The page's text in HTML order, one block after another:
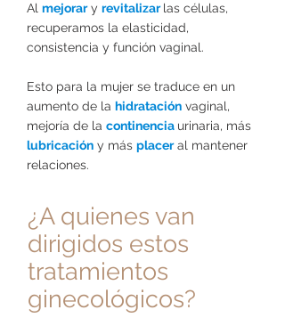
Al mejorary revitalizar las células,
recuperamos la elasticidad,
consistencia y función vaginal.
Esto para la mujer se traduce en un
aumento de la hidratación vaginal,
mejoría de la continencia urinaria, más
lubricación y más placer al mantener
relaciones.
¿A quienes van
dirigidos estos
tratamientos
ginecológicos?